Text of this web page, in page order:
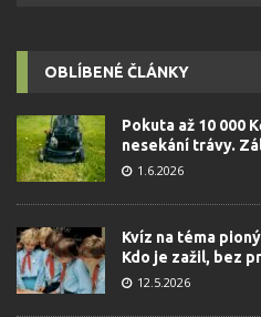
OBLÍBENÉ ČLÁNKY
Pokuta až 10 000
nesekání trávy.
1.6.2026
Kvíz na téma
Kdo je zažil, bez
12.5.2026